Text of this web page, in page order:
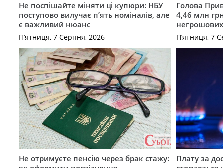
Не поспішайте міняти ці купюри: НБУ
поступово вилучає п’ять номіналів, але
є важливий нюанс
П’ятниця, 7 Серпня, 2026
Голова
4,46 млн
П’ятниця, 7
Не отримуєте пенсію через брак стажу:
Плату за